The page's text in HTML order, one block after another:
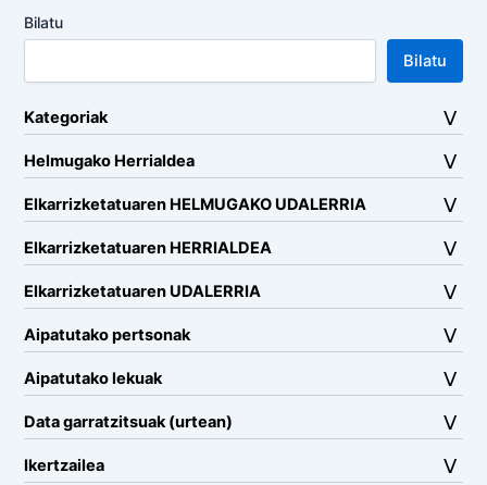
Bilatu
Bilatu
Kategoriak
Helmugako Herrialdea
Elkarrizketatuaren HELMUGAKO UDALERRIA
Elkarrizketatuaren HERRIALDEA
Elkarrizketatuaren UDALERRIA
Aipatutako pertsonak
Aipatutako lekuak
Data garratzitsuak (urtean)
Ikertzailea